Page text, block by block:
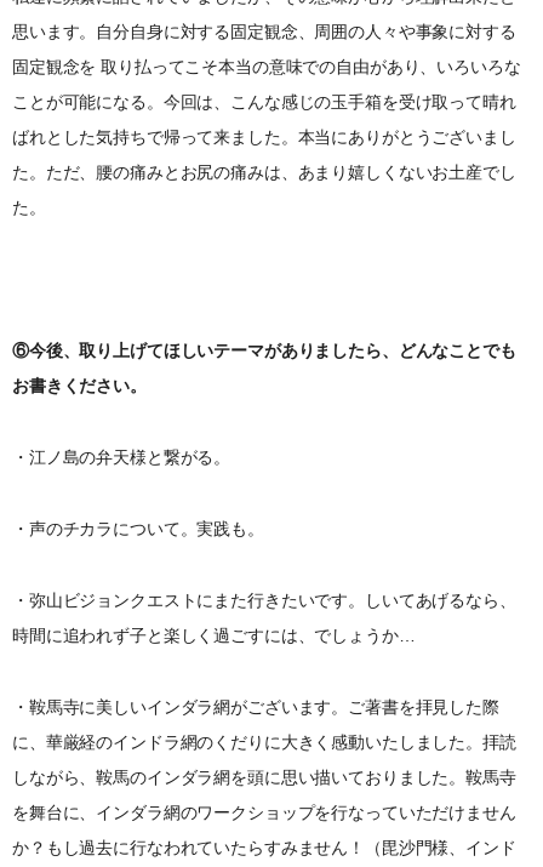
思います。自分自身に対する固定観念、周囲の人々や事象に対する
固定観念を 取り払ってこそ本当の意味での自由があり、いろいろな
ことが可能になる。今回は、こんな感じの玉手箱を受け取って晴れ
ばれとした気持ちで帰って来ました。本当にありがとうございまし
た。ただ、腰の痛みとお尻の痛みは、あまり嬉しくないお土産でし
た。
⑥今後、取り上げてほしいテーマがありましたら、どんなことでも
お書きください。
・江ノ島の弁天様と繋がる。
・声のチカラについて。実践も。
・弥山ビジョンクエストにまた行きたいです。しいてあげるなら、
時間に追われず子と楽しく過ごすには、でしょうか…
・鞍馬寺に美しいインダラ網がございます。ご著書を拝見した際
に、華厳経のインドラ網のくだりに大きく感動いたしました。拝読
しながら、鞍馬のインダラ網を頭に思い描いておりました。鞍馬寺
を舞台に、インダラ網のワークショップを行なっていただけません
か？もし過去に行なわれていたらすみません！（毘沙門様、インド